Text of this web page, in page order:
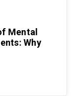
Mental
Why